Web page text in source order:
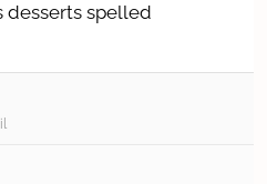
desserts spelled